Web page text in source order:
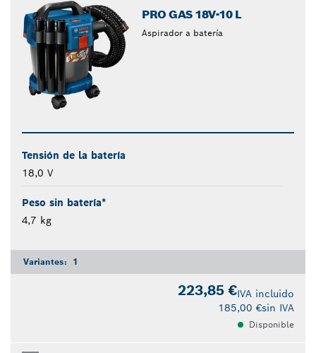
PRO GAS 18V-10 L
Aspirador a batería
Tensión de la batería
18,0 V
Peso sin batería*
4,7 kg
Variantes: 1
223,85 €IVA incluido
185,00 €sin IVA
Disponible